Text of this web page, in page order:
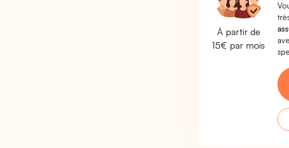
À partir de
15€ par mois